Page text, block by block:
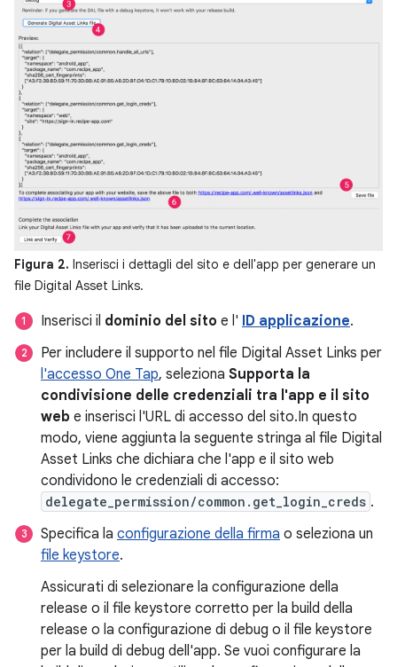
Figura 2. Inserisci i dettagli del sito e dell'app per generare un
file Digital Asset Links.
Inserisci il dominio del sito e l' ID applicazione.
Per includere il supporto nel file Digital Asset Links per
l'accesso One Tap, seleziona Supporta la
condivisione delle credenziali tra l'app e il sito
web e inserisci l'URL di accesso del sito.In questo
modo, viene aggiunta la seguente stringa al file Digital
Asset Links che dichiara che l'app e il sito web
condividono le credenziali di accesso:
delegate_permission/common.get_login_creds .
Specifica la configurazione della firma o seleziona un
file keystore.
Assicurati di selezionare la configurazione della
release o il file keystore corretto per la build della
release o la configurazione di debug o il file keystore
per la build di debug dell'app. Se vuoi configurare la